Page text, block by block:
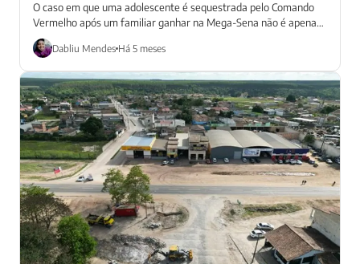
O caso em que uma adolescente é sequestrada pelo Comando
Vermelho após um familiar ganhar na Mega-Sena não é apenas
mais um...
Dabliu Mendes Há 5 meses